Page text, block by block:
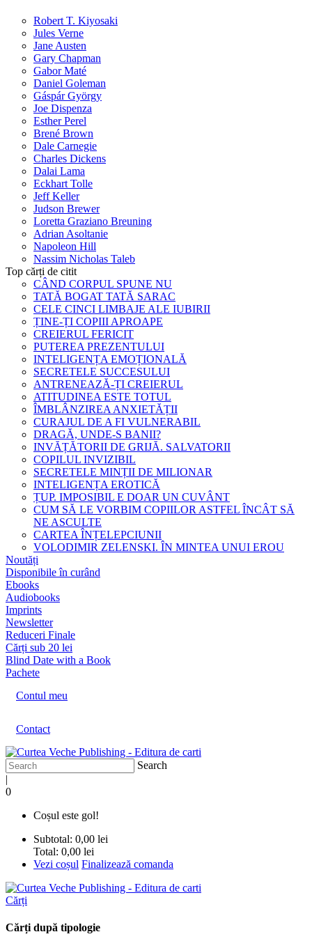
Robert T. Kiyosaki
Jules Verne
Jane Austen
Gary Chapman
Gabor Maté
Daniel Goleman
Gáspár György
Joe Dispenza
Esther Perel
Brené Brown
Dale Carnegie
Charles Dickens
Dalai Lama
Eckhart Tolle
Jeff Keller
Judson Brewer
Loretta Graziano Breuning
Adrian Asoltanie
Napoleon Hill
Nassim Nicholas Taleb
Top cărți de citit
CÂND CORPUL SPUNE NU
TATĂ BOGAT TATĂ SARAC
CELE CINCI LIMBAJE ALE IUBIRII
ȚINE-ȚI COPIII APROAPE
CREIERUL FERICIT
PUTEREA PREZENTULUI
INTELIGENȚA EMOȚIONALĂ
SECRETELE SUCCESULUI
ANTRENEAZĂ-ȚI CREIERUL
ATITUDINEA ESTE TOTUL
ÎMBLÂNZIREA ANXIETĂȚII
CURAJUL DE A FI VULNERABIL
DRAGĂ, UNDE-S BANII?
INVĂȚĂTORII DE GRIJĂ. SALVATORII
COPILUL INVIZIBIL
SECRETELE MINȚII DE MILIONAR
INTELIGENȚA EROTICĂ
ȚUP. IMPOSIBIL E DOAR UN CUVÂNT
CUM SĂ LE VORBIM COPIILOR ASTFEL ÎNCÂT SĂ
NE ASCULTE
CARTEA ÎNȚELEPCIUNII
VOLODIMIR ZELENSKI. ÎN MINTEA UNUI EROU
Noutăți
Disponibile în curând
Ebooks
Audiobooks
Imprints
Newsletter
Reduceri Finale
Cărți sub 20 lei
Blind Date with a Book
Pachete
Contul meu
Contact
Search
|
0
Coșul este gol!
Subtotal: 0,00 lei
Total: 0,00 lei
Vezi coșul Finalizează comanda
Cărți
Cărți după tipologie